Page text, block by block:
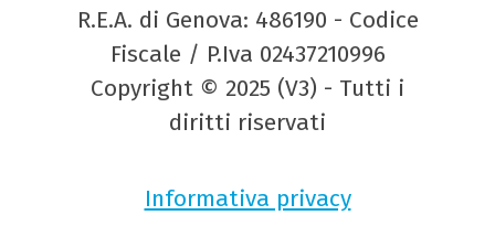
R.E.A. di Genova: 486190 - Codice
Fiscale / P.Iva 02437210996
Copyright © 2025 (V3) - Tutti i
diritti riservati
Informativa privacy